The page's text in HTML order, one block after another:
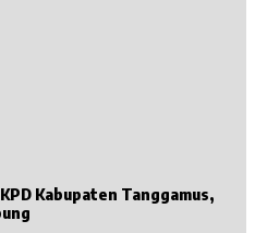
Kabupaten Tanggamus,